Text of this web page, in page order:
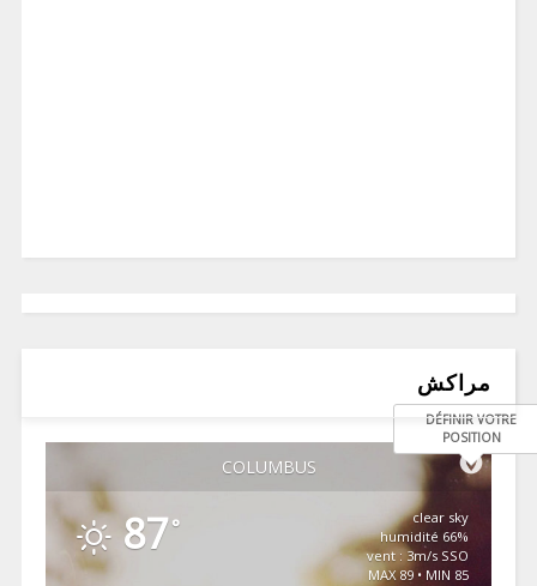
مراكش
COLUMBUS
DÉFINIR VOTRE
POSITION
87 °
clear sky
66% humidité
vent : 3m/s SSO
MAX 89 • MIN 85